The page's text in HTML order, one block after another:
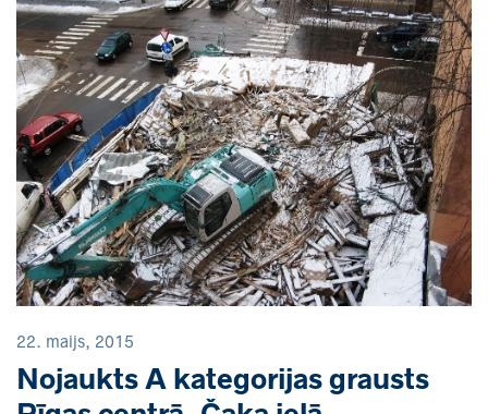
22. maijs, 2015
Nojaukts A kategorijas grausts